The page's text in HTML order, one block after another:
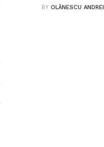
BYOLĂNESCU ANDREI